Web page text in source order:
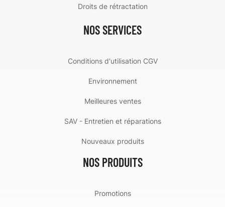
Droits de rétractation
NOS SERVICES
Conditions d'utilisation CGV
Environnement
Meilleures ventes
SAV - Entretien et réparations
Nouveaux produits
NOS PRODUITS
Promotions